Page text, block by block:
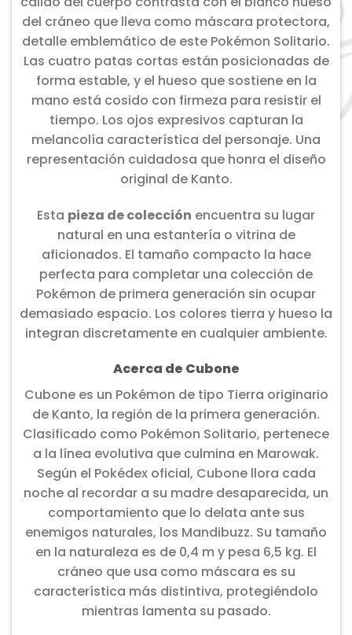
del cráneo que lleva como máscara protectora,
detalle emblemático de este Pokémon Solitario.
Las cuatro patas cortas están posicionadas de
forma estable, y el hueso que sostiene en la
mano está cosido con firmeza para resistir el
tiempo. Los ojos expresivos capturan la
melancolía característica del personaje. Una
representación cuidadosa que honra el diseño
original de Kanto.
Esta pieza de colección encuentra su lugar
natural en una estantería o vitrina de
aficionados. El tamaño compacto la hace
perfecta para completar una colección de
Pokémon de primera generación sin ocupar
demasiado espacio. Los colores tierra y hueso la
integran discretamente en cualquier ambiente.
Acerca de Cubone
Cubone es un Pokémon de tipo Tierra originario
de Kanto, la región de la primera generación.
Clasificado como Pokémon Solitario, pertenece
a la línea evolutiva que culmina en Marowak.
Según el Pokédex oficial, Cubone llora cada
noche al recordar a su madre desaparecida, un
comportamiento que lo delata ante sus
enemigos naturales, los Mandibuzz. Su tamaño
en la naturaleza es de 0,4 m y pesa 6,5 kg. El
cráneo que usa como máscara es su
característica más distintiva, protegiéndolo
mientras lamenta su pasado.